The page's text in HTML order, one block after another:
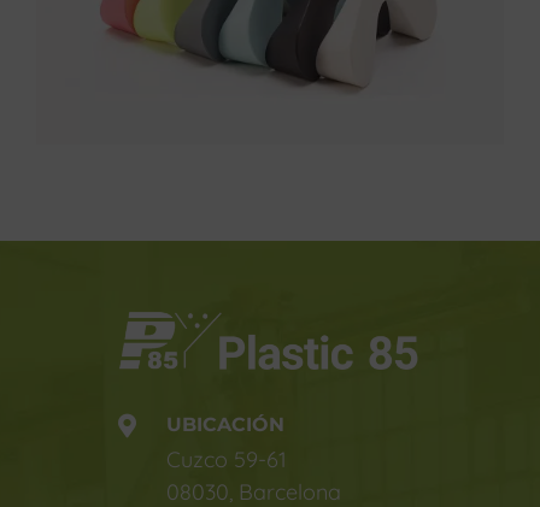
UBICACIÓN
Cuzco 59-61
08030, Barcelona